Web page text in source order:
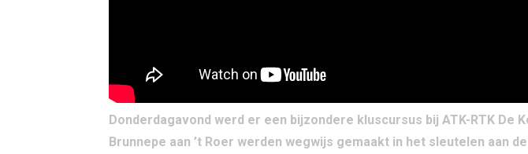
Donderdagavond werd er een bijzondere kluscursus bij ATK-RTK
Brunnepe aan ’t Roer werden wegwijs gemaakt in het sleutelen aan